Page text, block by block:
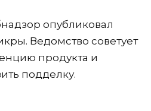
опубликовал
Ведомство советует
продукта и
подделку.